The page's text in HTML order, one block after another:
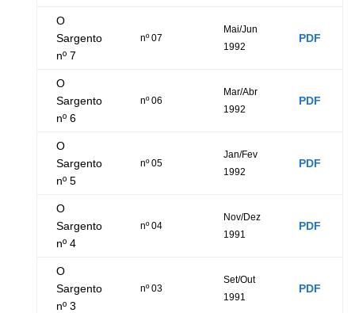
O
Sargento
nº 7
nº 07
Mai/Jun
1992
PDF
O
Sargento
nº 6
nº 06
Mar/Abr
1992
PDF
O
Sargento
nº 5
nº 05
Jan/Fev
1992
PDF
O
Sargento
nº 4
nº 04
Nov/Dez
1991
PDF
O
Sargento
nº 3
nº 03
Set/Out
1991
PDF